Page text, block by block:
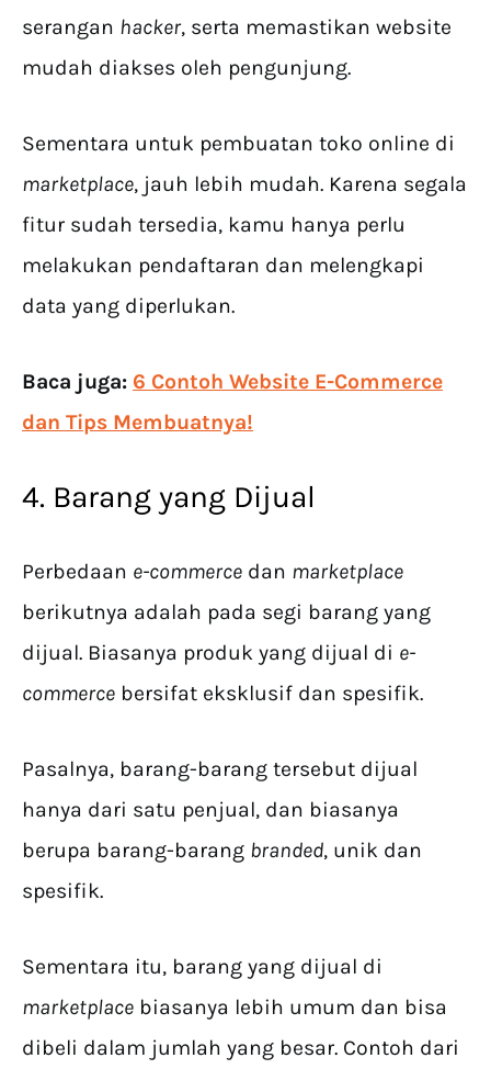
serangan hacker, serta memastikan website
mudah diakses oleh pengunjung.
Sementara untuk pembuatan toko online di
marketplace, jauh lebih mudah. Karena segala
fitur sudah tersedia, kamu hanya perlu
melakukan pendaftaran dan melengkapi
data yang diperlukan.
Baca juga: 6 Contoh Website E-Commerce
dan Tips Membuatnya!
4. Barang yang Dijual
Perbedaan e-commerce dan marketplace
berikutnya adalah pada segi barang yang
dijual. Biasanya produk yang dijual di e-
commerce bersifat eksklusif dan spesifik.
Pasalnya, barang-barang tersebut dijual
hanya dari satu penjual, dan biasanya
berupa barang-barang branded, unik dan
spesifik.
Sementara itu, barang yang dijual di
marketplace biasanya lebih umum dan bisa
dibeli dalam jumlah yang besar. Contoh dari